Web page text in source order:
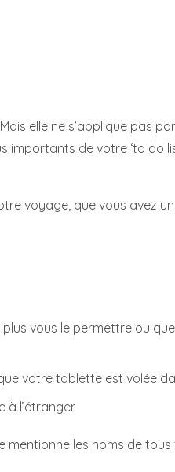
elle ne s’applique pas
importants de votre ‘to do
voyage, que vous avez
vous le permettre ou
votre tablette est volée
à l’étranger
mentionne les noms de